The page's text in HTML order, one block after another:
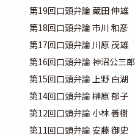
第19回口頭弁論 蔵田 伸雄
第18回口頭弁論 市川 和彦
第17回口頭弁論 川原 茂雄
第16回口頭弁論 神沼公三郎
第15回口頭弁論 上野 白湖
第14回口頭弁論 榊原 郁子
第12回口頭弁論 小林 善樹
第11回口頭弁論 安藤 御史